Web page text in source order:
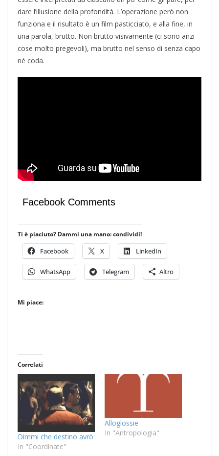
dare l’illusione della profondità. L’operazione però non
funziona e il risultato è un film pasticciato, e alla fine, in
una parola, brutto. Non brutto visivamente (ci sono anzi
cose molto pregevoli), ma brutto nel senso di senza capo
né coda.
Facebook Comments
Ti è piaciuto? Dammi una mano: condividi!
Facebook X LinkedIn
WhatsApp Telegram Altro
Mi piace:
Correlati
Dimmi che destino avrò
In "Coordinate"
Alloglossie
In "Antropologia"